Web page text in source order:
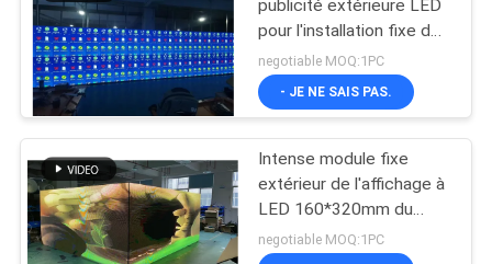
DE
NOUS
VISITE
D'USINE
CONTRÔLE
Digital LED
Signes du
38
publicité extérieure LED
pour l'installation fixe de
location
negotiable MOQ:1PC
- JE NE SAIS PAS.
Intense module fixe
extérieur de l'affichage à
LED 160*320mm du
luminosité P5 RVB
negotiable MOQ:1PC